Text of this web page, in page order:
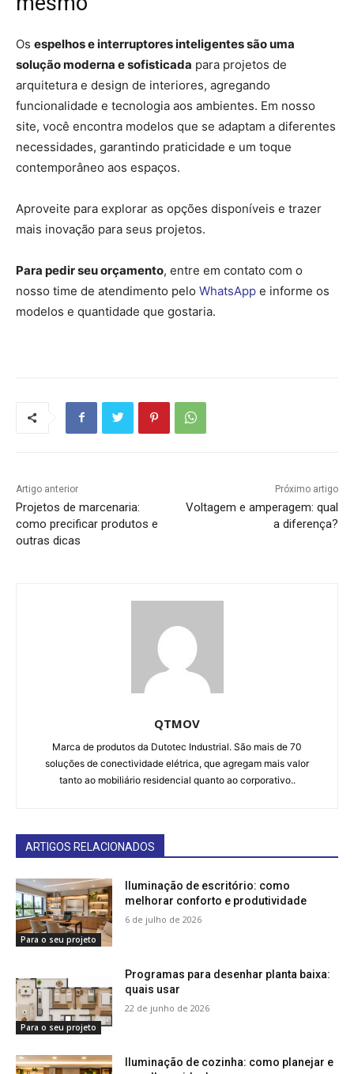
Os espelhos e interruptores inteligentes são uma
solução moderna e sofisticada para projetos de
arquitetura e design de interiores, agregando
funcionalidade e tecnologia aos ambientes. Em nosso
site, você encontra modelos que se adaptam a diferentes
necessidades, garantindo praticidade e um toque
contemporâneo aos espaços.
Aproveite para explorar as opções disponíveis e trazer
mais inovação para seus projetos.
Para pedir seu orçamento, entre em contato com o
nosso time de atendimento pelo WhatsApp e informe os
modelos e quantidade que gostaria.
Artigo anterior
Projetos de marcenaria:
como precificar produtos e
outras dicas
Próximo artigo
Voltagem e amperagem: qual
a diferença?
QTMOV
Marca de produtos da Dutotec Industrial. São mais de 70
soluções de conectividade elétrica, que agregam mais valor
tanto ao mobiliário residencial quanto ao corporativo..
ARTIGOS RELACIONADOS
Para o seu projeto
Iluminação de escritório: como
melhorar conforto e produtividade
6 de julho de 2026
Para o seu projeto
Programas para desenhar planta baixa:
quais usar
22 de junho de 2026
Iluminação de cozinha: como planejar e